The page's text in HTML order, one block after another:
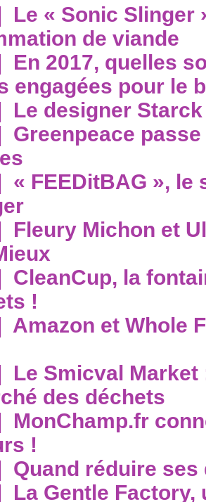
Le « Sonic Slinger
de viande
En 2017, quelles
engagées pour le
Le designer
Greenpeace
« FEEDitBAG », le
Fleury Michon et
CleanCup, la
!
Amazon et Whole
Le Smicval
des déchets
MonChamp.fr
!
Quand réduire
La Gentle